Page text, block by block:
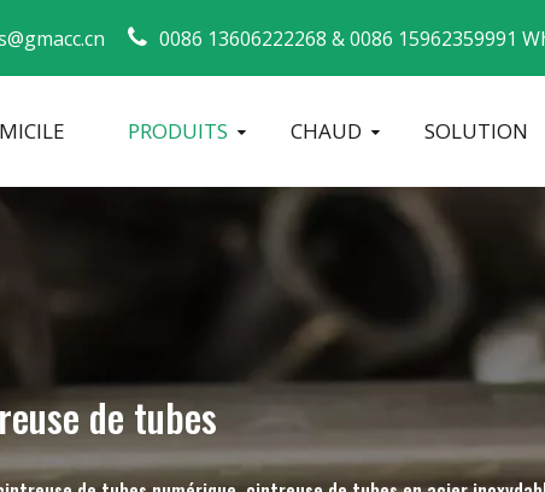
0086 13606222268 &0086 15962359991
PRODUITS CHAUD SOLUTION
de tubes